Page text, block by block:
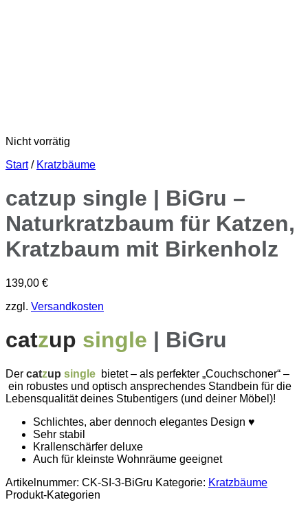
Nicht vorrätig
Start / Kratzbäume
catzup single | BiGru –
Naturkratzbaum für Katzen,
Kratzbaum mit Birkenholz
139,00 €
zzgl. Versandkosten
catzup single | BiGru
Der catzup single bietet – als perfekter „Couchschoner“ –
ein robustes und optisch ansprechendes Standbein für die
Lebensqualität deines Stubentigers (und deiner Möbel)!
Schlichtes, aber dennoch elegantes Design ♥
Sehr stabil
Krallenschärfer deluxe
Auch für kleinste Wohnräume geeignet
Artikelnummer: CK-SI-3-BiGru Kategorie: Kratzbäume
Produkt-Kategorien